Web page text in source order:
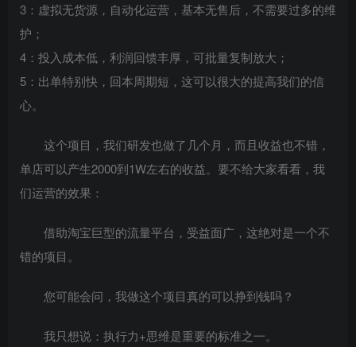
3：虚拟无货源，自动化运营，基本无售后，不需要过多的维
护；
4：投入成本低，利润回馈丰厚，可批量复制放大；
5：出单特别快，回本周期短，这可以很大的提高我们的信
心。
这个项目，我们研发也做了几个月，而且收益也不错，
单店可以产生2000到1W左右的收益。要不给大家看看，我
们运营的效果：
借助淘宝巨型的流量平台，受益面广，这绝对是一个不
错的项目。
您可能会问，我做这个项目真的可以挣到钱吗？
我只想说：执行力+思维是重要的标准之一。